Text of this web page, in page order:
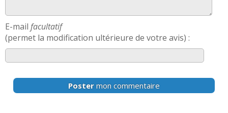
E-mail facultatif
(permet la modification ultérieure de votre avis) :
Poster mon commentaire